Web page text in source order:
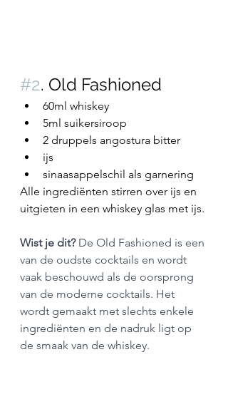
#2. Old Fashioned
60ml whiskey
5ml suikersiroop
2 druppels angostura bitter
ijs
sinaasappelschil als garnering
Alle ingrediënten stirren over ijs en
uitgieten in een whiskey glas met ijs.
Wist je dit? De Old Fashioned is een
van de oudste cocktails en wordt
vaak beschouwd als de oorsprong
van de moderne cocktails. Het
wordt gemaakt met slechts enkele
ingrediënten en de nadruk ligt op
de smaak van de whiskey.